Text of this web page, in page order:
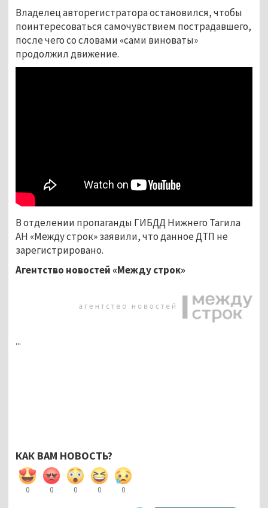
Владелец авторегистратора остановился, чтобы
поинтересоваться самочувствием пострадавшего,
после чего со словами «сами виноваты»
продолжил движение.
В отделении пропаганды ГИБДД Нижнего Тагила
АН «Между строк» заявили, что данное ДТП не
зарегистрировано.
Агентство новостей «Между строк»
...
КАК ВАМ НОВОСТЬ?
0 0 0 0 0